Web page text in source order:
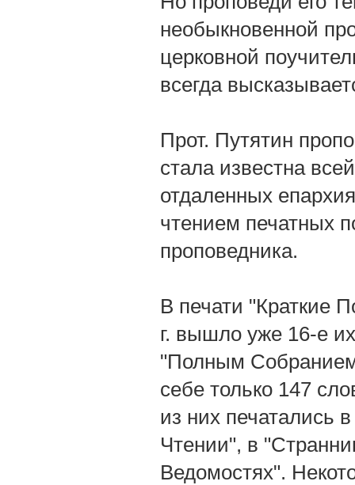
необыкновенной
церковной
всегда
Прот. Путятин
стала известна
отдаленных
чтением печатных
проповедника.
В печати "Краткие
г. вышло уже 16-е
"Полным Собранием
себе только 147
из них печатались
Чтении", в
Ведомостях".